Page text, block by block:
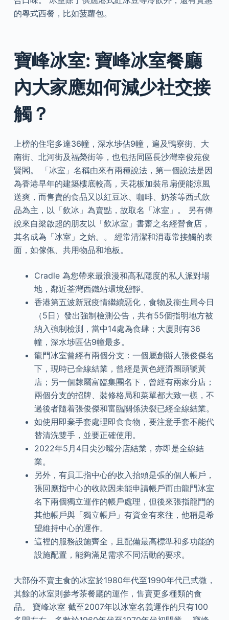
的粵式西餐，比如菠蘿包。
寶峰冰室: 寶峰冰室餐廳
內大家應如何減少社交接
觸？
上榜的住宅多達36幢，深水埗佔9幢，遍及鴨寮街、大
南街、北河街及福榮街等，也包括同區長沙灣幸俊苑俊
賢閣。 「冰室」名稱由來有兩種說法，第一個說法是因
為香港早年的建築樓底較高，天花板加裝吊扇便能涼風
送爽，而售賣的食品又以紅豆冰、咖啡、奶茶等西式飲
品為主，以「飲冰」為賣點，故取名「冰室」。 另有傳
說來自梁啟超的朋友以「飲冰室」書齋之名經營食店，
其名成為「冰室」之始。。 經常清潔和消毒常接觸的表
面，如傢俬、共用物品和地板。
Cradle 為您帶來最浪漫和高私隱度的私人派對場
地，鄰近荃灣西鐵站環境憩靜。
香港第五波新冠疫情繼續惡化，食物及衞生局今日
（5日）發出強制檢測公告，共有55個指明地方被
納入強制檢測，當中14處為食肆；大廈則有36
幢，深水埗區佔9幢最多。
龍門冰室曾經有兩個分支：一個屬創辦人張俊傑名
下，現時已全線結業，曾經是黃色經濟圈頭號黃
店；另一個隸屬富臨集團名下，曾經有兩家分店；
兩個分支的招牌、裝修格局和菜單都大致一樣，不
過後者隨着張俊傑和富臨關係決裂已經全線結業。
如使用即棄手套處理即食食物，要注意手套不能代
替清洗雙手，並要正確使用。
2022年5月4日尖沙嘴分店結業，亦即是全線結
業。
另外，有員工指中心的收入抬頭是張的個人帳戶，
張回應指中心的收款因未能申請帳戶而由龍門冰室
名下兩個獨立運作的帳戶處理，但後來張指龍門的
其他帳戶與「獨立帳戶」有資金有來往，他稱是希
望維持中心的運作。
這裡的服務設施齊全，且配備最高標準和多功能的
設施配置，能夠滿足需求不同活動的要求。
大部份不賣主食的冰室於1980年代至1990年代已式微，
其餘的冰室則參考茶餐廳的運作，售賣更多種類的食
品。 寶峰冰室 截至2007年以冰室名義運作的只有100